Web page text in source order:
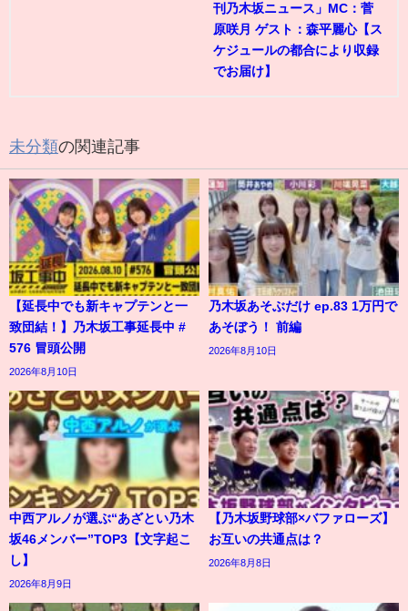
刊乃木坂ニュース」MC：菅
原咲月 ゲスト：森平麗心【ス
ケジュールの都合により収録
でお届け】
未分類の関連記事
【延長中でも新キャプテンと一
致団結！】乃木坂工事延長中 #
576 冒頭公開
2026年8月10日
乃木坂あそぶだけ ep.83 1万円で
あそぼう！ 前編
2026年8月10日
中西アルノが選ぶ“あざとい乃木
坂46メンバー”TOP3【文字起こ
し】
2026年8月9日
【乃木坂野球部×バファローズ】
お互いの共通点は？
2026年8月8日